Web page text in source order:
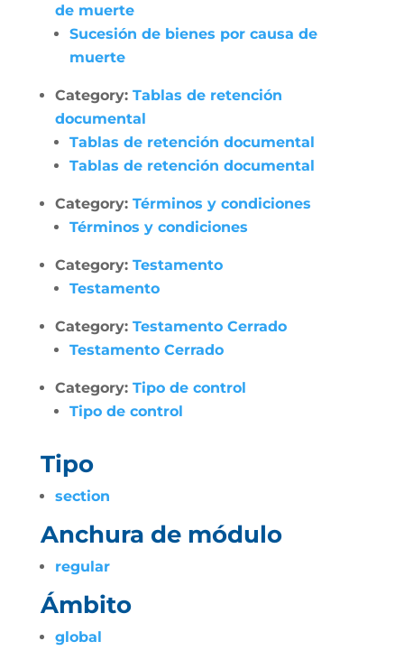
de muerte
Sucesión de bienes por causa de
muerte
Category: Tablas de retención
documental
Tablas de retención documental
Tablas de retención documental
Category: Términos y condiciones
Términos y condiciones
Category: Testamento
Testamento
Category: Testamento Cerrado
Testamento Cerrado
Category: Tipo de control
Tipo de control
Tipo
section
Anchura de módulo
regular
Ámbito
global